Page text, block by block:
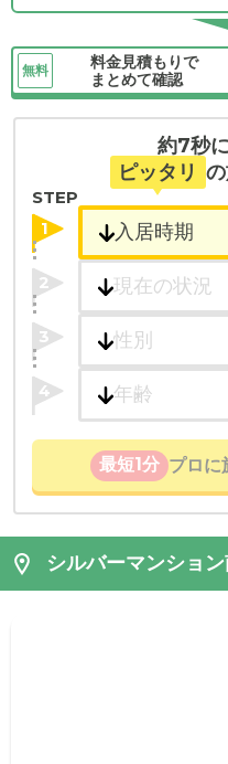
無料
料金見積もりで
まとめて確認
約7秒
ピッタリ
STEP
1
2
3
4
最短1分 プロに
シルバーマンショ